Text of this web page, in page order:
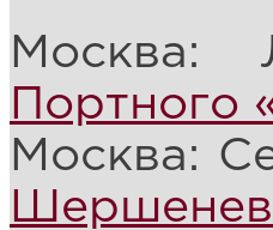
Москва:
Портного
Москва: